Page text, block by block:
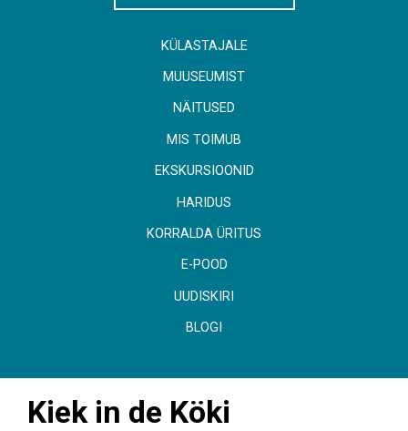
KÜLASTAJALE
MUUSEUMIST
NÄITUSED
MIS TOIMUB
EKSKURSIOONID
HARIDUS
KORRALDA ÜRITUS
E-POOD
UUDISKIRI
BLOGI
Kiek in de Köki